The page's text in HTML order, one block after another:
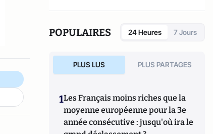
dans la résolution des conflits.
POPULAIRES 24 Heures 7 Jours
PLUS LUS PLUS PARTAGES
1Les Français moins riches que la
moyenne européenne pour la 3e
année consécutive : jusqu'où ira le